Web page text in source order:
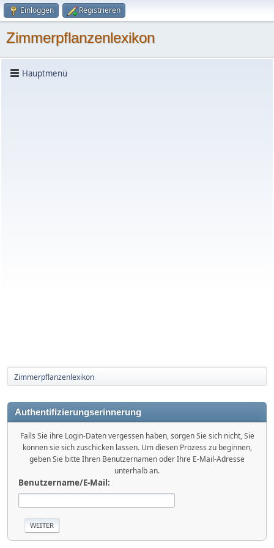
Einloggen Registrieren
Zimmerpflanzenlexikon
Hauptmenü
Zimmerpflanzenlexikon
Authentifizierungserinnerung
Falls Sie ihre Login-Daten vergessen haben, sorgen Sie sich nicht, Sie
können sie sich zuschicken lassen. Um diesen Prozess zu beginnen,
geben Sie bitte Ihren Benutzernamen oder Ihre E-Mail-Adresse
unterhalb an.
Benutzername/E-Mail: